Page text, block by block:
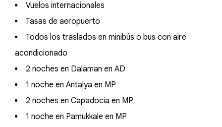
Vuelos internacionales
Tasas de aeropuerto
Todos los traslados en minibús o bus con aire
acondicionado
2 noches en Dalaman en AD
1 noche en Antalya en MP
2 noches en Capadocia en MP
1 noche en Pamukkale en MP